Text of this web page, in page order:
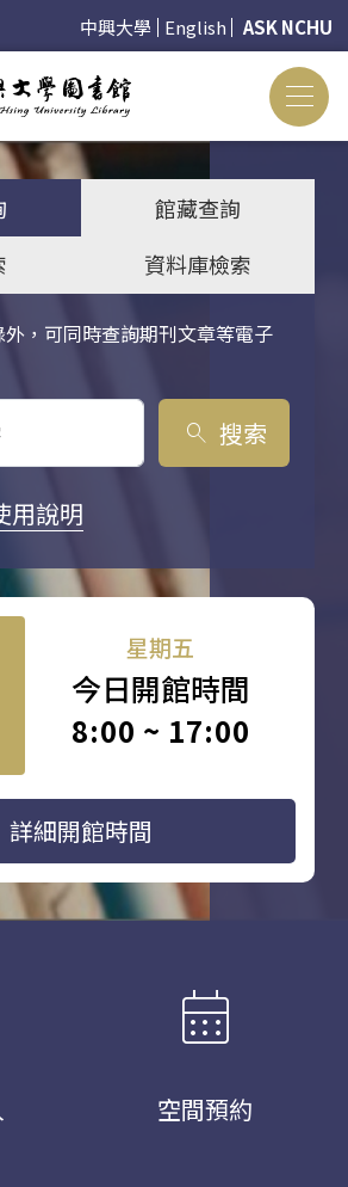
中興大學 English ASK NCHU
館藏查詢
資料庫檢索
，可同時查詢期刊文章等電子
search 搜索
用說明
星期五
今日開館時間
8:00 ~ 17:00
詳細開館時間
calendar_month
空間預約